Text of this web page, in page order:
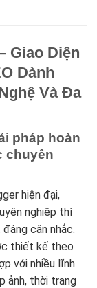
Giao Diện
Dành
Và Đa
pháp hoàn
chuyên
hiện đại,
nghiệp thì
cân nhắc.
thiết kế theo
với nhiều lĩnh
ảnh, thời trang